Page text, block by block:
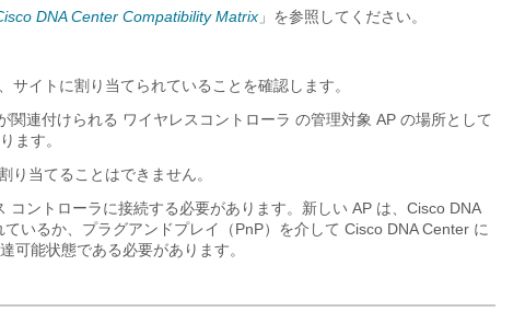
DNA Center Compatibility Matrix 」を参照してください。
サイトに割り当てられていることを確認します。
関連付けられる ワイヤレスコントローラ の管理対象 AP の場所として
ます。
り当てることはできません。
コントローラに接続する必要があります。新しい AP は、 Cisco DNA
いるか、プラグアンドプレイ（PnP）を介して Cisco DNA Center に
可能状態である必要があります。